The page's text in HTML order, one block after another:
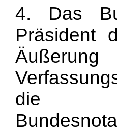
4. Das
Präsident
die